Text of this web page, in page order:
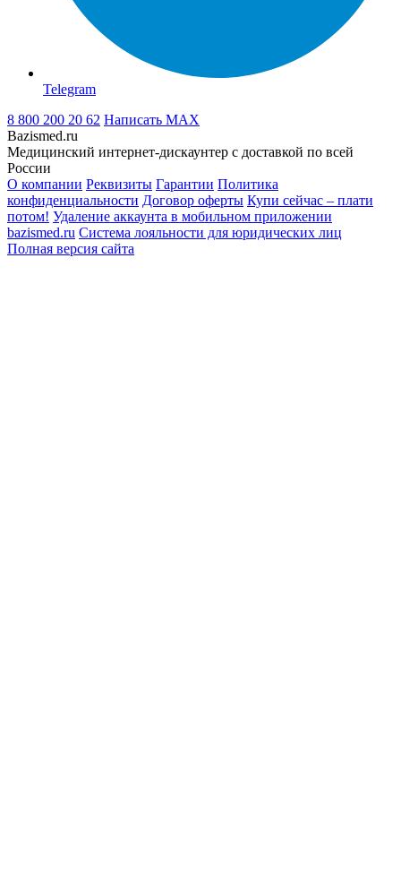
Telegram
8 800 200 20 62 Написать MAX
Bazismed.ru
Медицинский интернет-дискаунтер с доставкой по всей
России
О компании Реквизиты Гарантии Политика
конфиденциальности Договор оферты Купи сейчас – плати
потом! Удаление аккаунта в мобильном приложении
bazismed.ru Система лояльности для юридических лиц
Полная версия сайта